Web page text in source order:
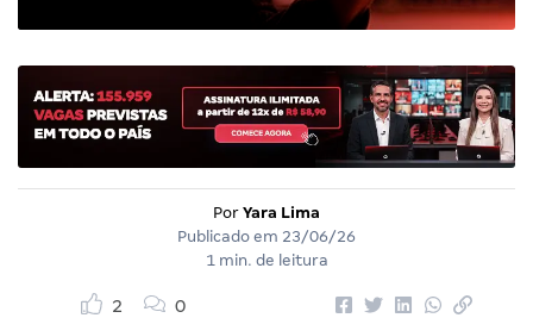
Por Yara Lima
Publicado em 23/06/26
1 min. de leitura
2 0